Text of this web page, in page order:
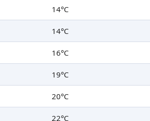
14°C
14°C
16°C
19°C
20°C
22°C